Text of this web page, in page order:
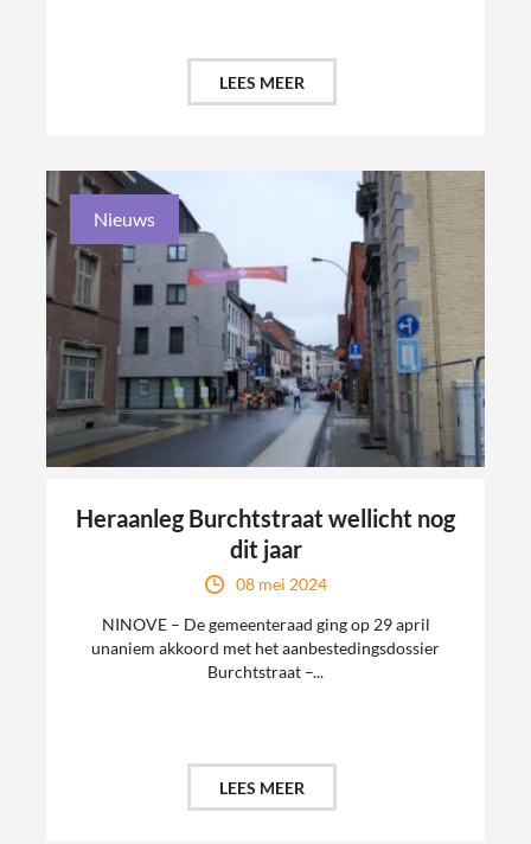
LEES MEER
Nieuws
Heraanleg Burchtstraat wellicht nog
dit jaar
08 mei 2024
NINOVE – De gemeenteraad ging op 29 april
unaniem akkoord met het aanbestedingsdossier
Burchtstraat –...
LEES MEER